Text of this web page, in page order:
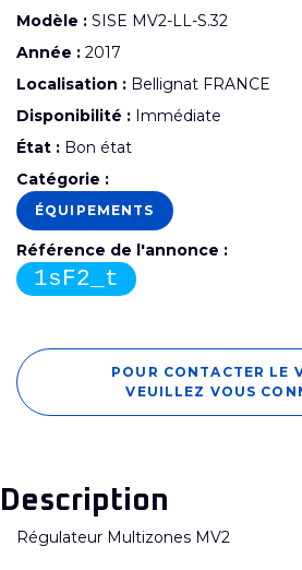
Modèle : SISE MV2-LL-S.32
Année : 2017
Localisation : Bellignat FRANCE
Disponibilité : Immédiate
État : Bon état
Catégorie :
ÉQUIPEMENTS
Référence de l'annonce :
1sF2_t
POUR CONTACTER LE
VEUILLEZ VOUS
Description
Régulateur Multizones MV2